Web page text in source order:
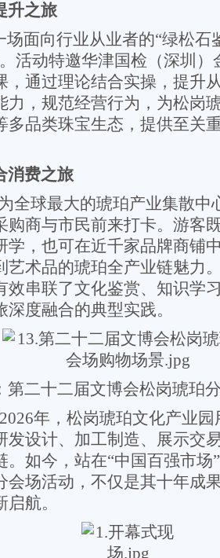
升之旅
场面向行业从业者的“绿松石
活动特邀华津国检（深圳
，通过理论结合实操，提升
力，规范经营行为，为松岗
多品类珠宝生态，提供至关
消费之旅
全球最大的琥珀产业集散中
购商与市民前来打卡。游客
学，也可在近千家品牌商铺
艺术品的琥珀全产业链魅力
效串联了文化鉴赏、知识学
度融合的典型实践。
第二十二届文博会松岗琥珀
年，松岗琥珀文化产业
发设计、加工制造、展示交
。如今，站在“中国百强市场
会场活动，不仅是其十年成
航。